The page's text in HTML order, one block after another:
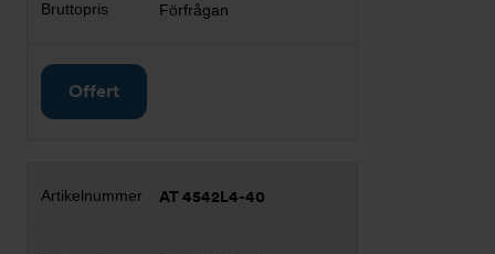
Förfrågan
Offert
AT 4542L4-40